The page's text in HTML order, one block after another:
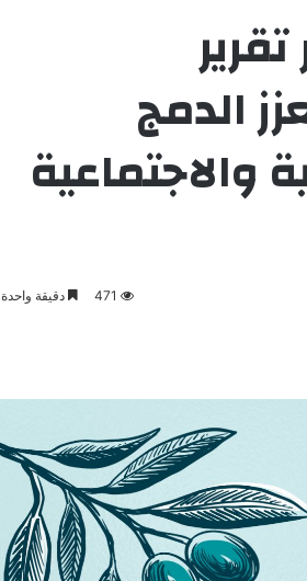
لعام 2025 ويعزز الدمج
والاجتماعية
471 دقيقة واحدة